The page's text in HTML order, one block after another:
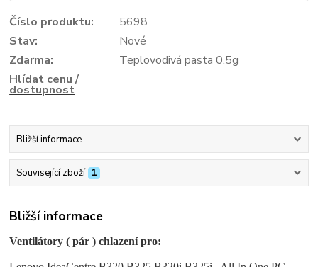
Číslo produktu:
5698
Stav:
Nové
Zdarma:
Teplovodivá pasta 0.5g
Hlídat cenu /
dostupnost
Bližší informace
Související zboží 1
Bližší informace
Ventilátory ( pár ) chlazení pro: